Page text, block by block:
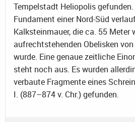
Tempelstadt Heliopolis
Fundament einer Nord-Süd
Kalksteinmauer, die ca. 55 Meter
aufrechtstehenden Obelisken
wurde. Eine genaue zeitliche
steht noch aus. Es wurden
verbaute Fragmente eines
I. (887–874 v. Chr.) gefunden.